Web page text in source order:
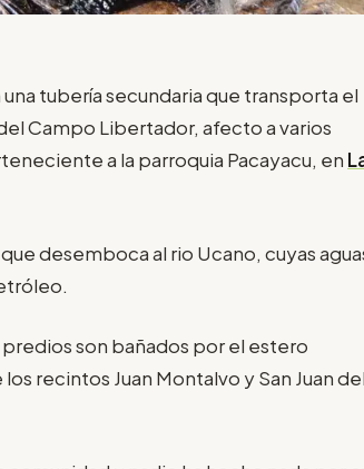
tubería secundaria que transporta el
Campo Libertador, afecto a varios
a la parroquia Pacayacu, en
desemboca al rio Ucano, cuyas
son bañados por el estero
recintos Juan Montalvo y San Juan